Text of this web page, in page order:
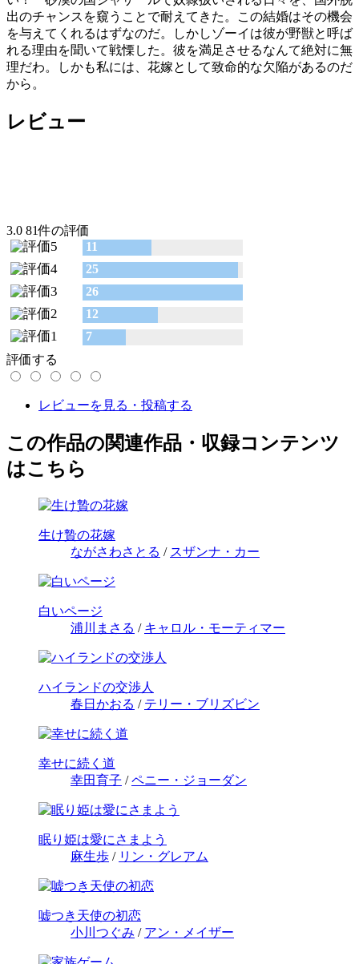
出のチャンスを窺うことで耐えてきた。この結婚はその機会
を与えてくれるはずなのだ。しかしゾーイは彼が野獣と呼ば
れる理由を聞いて戦慄した。彼を満足させるなんて絶対に無
理だわ。しかも私には、花嫁として致命的な欠陥があるのだ
から。
レビュー
3.0 81件の評価
11
25
26
12
7
評価する
レビューを見る・投稿する
この作品の関連作品・収録コンテンツ
はこちら
生け贄の花嫁
ながさわさとる / スザンナ・カー
白いページ
浦川まさる / キャロル・モーティマー
ハイランドの交渉人
春日かおる / テリー・ブリズビン
幸せに続く道
幸田育子 /ペニー・ジョーダン
眠り姫は愛にさまよう
麻生歩 / リン・グレアム
嘘つき天使の初恋
小川つぐみ / アン・メイザー